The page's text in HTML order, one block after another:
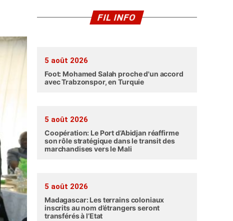
FIL INFO
5 août 2026
Foot: Mohamed Salah proche d'un accord
avec Trabzonspor, en Turquie
5 août 2026
Coopération: Le Port d’Abidjan réaffirme
son rôle stratégique dans le transit des
marchandises vers le Mali
5 août 2026
Madagascar: Les terrains coloniaux
inscrits au nom d’étrangers seront
transférés à l’Etat